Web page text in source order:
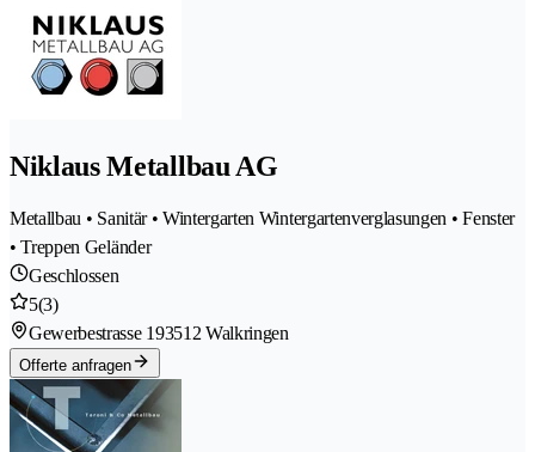
Niklaus Metallbau AG
Metallbau • Sanitär • Wintergarten Wintergartenverglasungen • Fenster
• Treppen Geländer
Geschlossen
5(3)
Gewerbestrasse 193512 Walkringen
Offerte anfragen